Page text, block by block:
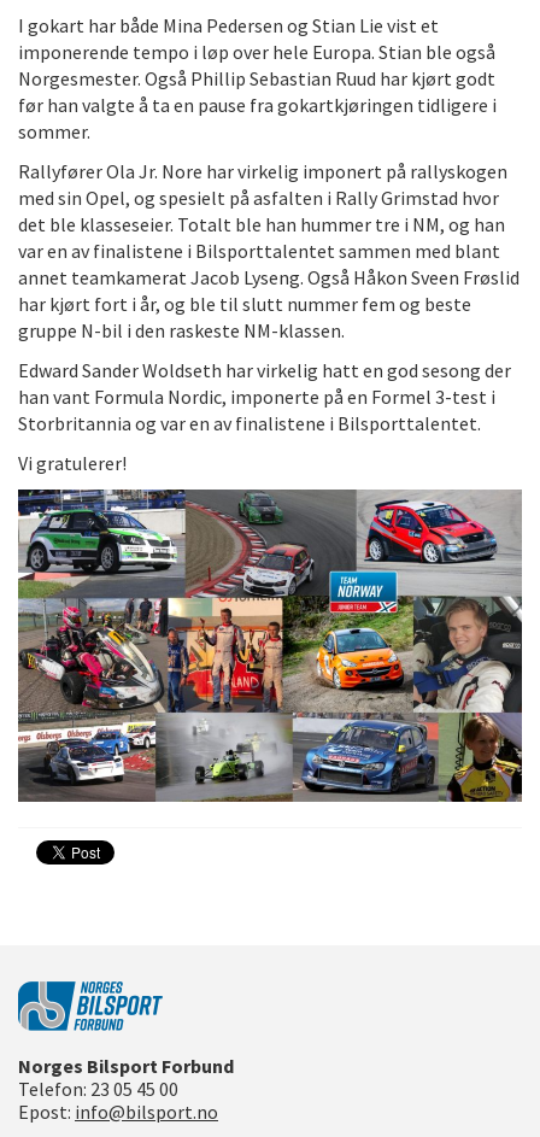
I gokart har både Mina Pedersen og Stian Lie vist et
imponerende tempo i løp over hele Europa. Stian ble også
Norgesmester. Også Phillip Sebastian Ruud har kjørt godt
før han valgte å ta en pause fra gokartkjøringen tidligere i
sommer.
Rallyfører Ola Jr. Nore har virkelig imponert på rallyskogen
med sin Opel, og spesielt på asfalten i Rally Grimstad hvor
det ble klasseseier. Totalt ble han hummer tre i NM, og han
var en av finalistene i Bilsporttalentet sammen med blant
annet teamkamerat Jacob Lyseng. Også Håkon Sveen Frøslid
har kjørt fort i år, og ble til slutt nummer fem og beste
gruppe N-bil i den raskeste NM-klassen.
Edward Sander Woldseth har virkelig hatt en god sesong der
han vant Formula Nordic, imponerte på en Formel 3-test i
Storbritannia og var en av finalistene i Bilsporttalentet.
Vi gratulerer!
Norges Bilsport Forbund
Telefon: 23 05 45 00
Epost: info@bilsport.no